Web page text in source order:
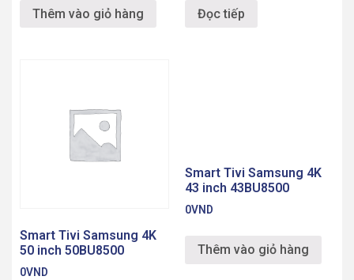
Thêm vào giỏ hàng Đọc tiếp
Smart Tivi Samsung 4K
50 inch 50BU8500
0VND
Smart Tivi Samsung 4K
43 inch 43BU8500
0VND
Thêm vào giỏ hàng